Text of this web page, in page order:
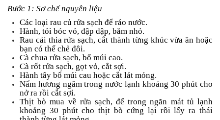
Bước 1: Sơ chế nguyên liệu
Các loại rau củ rửa sạch để ráo nước.
Hành, tỏi bóc vỏ, đập dập, băm nhỏ.
Rau cải thìa rửa sạch, cắt thành từng khúc vừa ăn hoặc
bạn có thể chẻ đôi.
Cà chua rửa sạch, bổ múi cao.
Cà rốt rửa sạch, gọt vỏ, cắt sợi.
Hành tây bổ múi cau hoặc cắt lát mỏng.
Nấm hương ngâm trong nước lạnh khoảng 30 phút cho
nở ra rồi cắt sợi.
Thịt bò mua về rửa sạch, để trong ngăn mát tủ lạnh
khoảng 30 phút cho thịt bò cứng lại rồi lấy ra thái